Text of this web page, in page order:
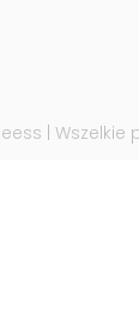
| Wszelkie